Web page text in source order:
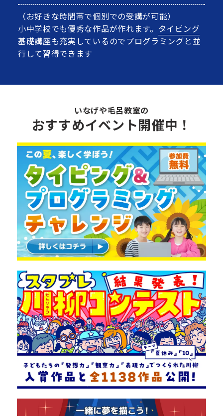
（お好きな時間帯で個別での受講が可能）
小中学校でも優秀な作品が作れます。 タイピング
基礎講座も充実しているのでプログラミングと並
行して習得できます
いなげや毛呂教室の
おすすめイベント開催中！